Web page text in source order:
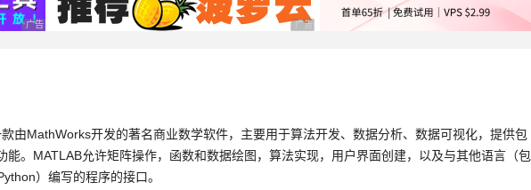
广告 商业广告，理性选择 广告 商业广告，理性选择
由MathWorks开发的著名商业数学软件，主要用于算法开发、数据分析、数据可视化，提供包
能。MATLAB允许矩阵操作，函数和数据绘图，算法实现，用户界面创建，以及与其他语言（包
）编写的程序的接口。